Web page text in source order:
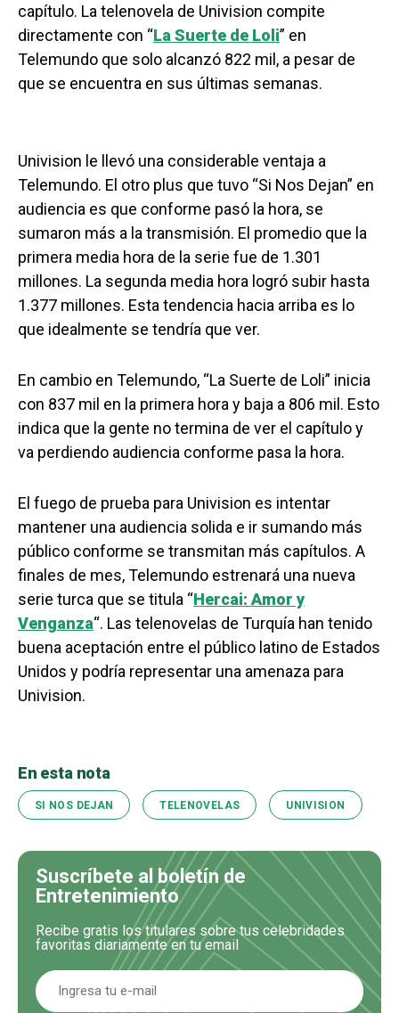
capítulo. La telenovela de Univision compite
directamente con “La Suerte de Loli” en
Telemundo que solo alcanzó 822 mil, a pesar de
que se encuentra en sus últimas semanas.
Univision le llevó una considerable ventaja a
Telemundo. El otro plus que tuvo “Si Nos Dejan” en
audiencia es que conforme pasó la hora, se
sumaron más a la transmisión. El promedio que la
primera media hora de la serie fue de 1.301
millones. La segunda media hora logró subir hasta
1.377 millones. Esta tendencia hacia arriba es lo
que idealmente se tendría que ver.
En cambio en Telemundo, “La Suerte de Loli” inicia
con 837 mil en la primera hora y baja a 806 mil. Esto
indica que la gente no termina de ver el capítulo y
va perdiendo audiencia conforme pasa la hora.
El fuego de prueba para Univision es intentar
mantener una audiencia solida e ir sumando más
público conforme se transmitan más capítulos. A
finales de mes, Telemundo estrenará una nueva
serie turca que se titula “Hercai: Amor y
Venganza“. Las telenovelas de Turquía han tenido
buena aceptación entre el público latino de Estados
Unidos y podría representar una amenaza para
Univision.
En esta nota
SI NOS DEJAN TELENOVELAS UNIVISION
Suscríbete al boletín de
Entretenimiento
Recibe gratis los titulares sobre tus celebridades
favoritas diariamente en tu email